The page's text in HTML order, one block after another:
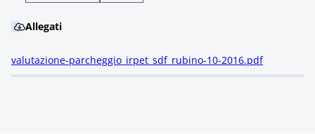
Allegati
valutazione-parcheggio_irpet_sdf_rubino-10-2016.pdf